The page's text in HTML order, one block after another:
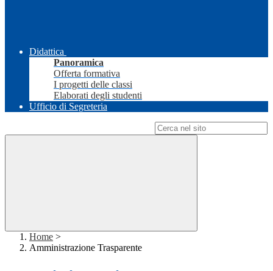
Didattica
Panoramica
Offerta formativa
I progetti delle classi
Elaborati degli studenti
Ufficio di Segreteria
Home >
Amministrazione Trasparente